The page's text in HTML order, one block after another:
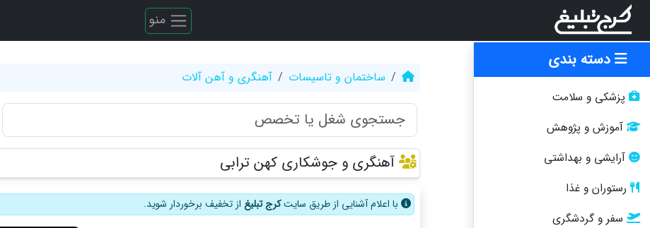
منو
دسته بندی
پزشکی و سلامت
آموزش و پژوهش
آرایشی و بهداشتی
رستوران و غذا
سفر و گردشگری
ساختمان و تاسیسات آهنگری و آهن آلات
آهنگری و جوشکاری کهن ترابی
با اعلام آشنایی از طریق سایتکرج تبلیغ از تخفیف برخوردار شوید.